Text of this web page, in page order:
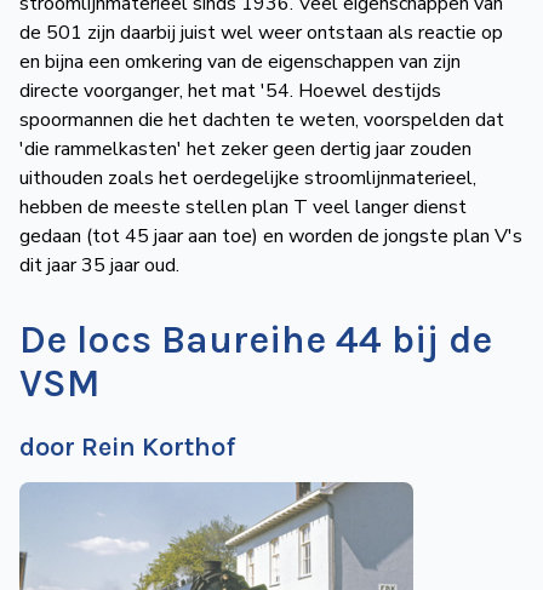
de 501 zijn daarbij juist wel weer ontstaan als reactie op
en bijna een omkering van de eigenschappen van zijn
directe voorganger, het mat ′54. Hoewel destijds
spoormannen die het dachten te weten, voorspelden dat
′die rammelkasten′ het zeker geen dertig jaar zouden
uithouden zoals het oerdegelijke stroomlijnmaterieel,
hebben de meeste stellen plan T veel langer dienst
gedaan (tot 45 jaar aan toe) en worden de jongste plan V′s
dit jaar 35 jaar oud.
De locs Baureihe 44 bij de
VSM
door Rein Korthof